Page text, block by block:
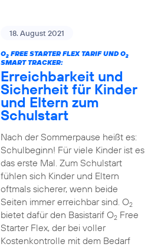
18. August 2021
O2FREE STARTER FLEX TARIF UND O2
SMART TRACKER:
Erreichbarkeit und
Sicherheit für Kinder
und Eltern zum
Schulstart
Nach der Sommerpause heißt es:
Schulbeginn! Für viele Kinder ist es
das erste Mal. Zum Schulstart
fühlen sich Kinder und Eltern
oftmals sicherer, wenn beide
Seiten immer erreichbar sind. O2
bietet dafür den Basistarif O2Free
Starter Flex, der bei voller
Kostenkontrolle mit dem Bedarf